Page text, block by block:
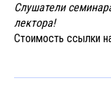
Слушатели
лектора!
Стоимость ссылки